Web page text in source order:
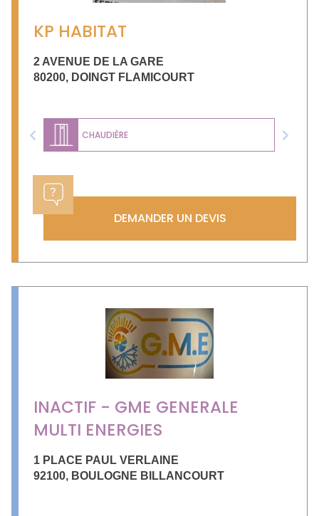
KP HABITAT
2 AVENUE DE LA GARE
80200, DOINGT FLAMICOURT
CHAUDIÈRE
Previous Next
DEMANDER UN DEVIS
INACTIF - GME GENERALE
MULTI ENERGIES
1 PLACE PAUL VERLAINE
92100, BOULOGNE BILLANCOURT